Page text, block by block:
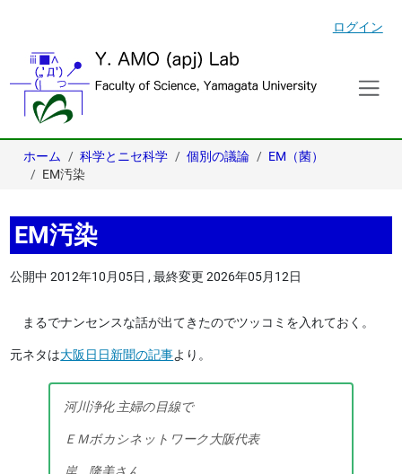
ログイン
ホーム 科学とニセ科学 個別の議論
EM（菌）
EM汚染
EM汚染
公開中 2012年10月05日 ,最終変更 2026年05月12日
まるでナンセンスな話が出てきたのでツッコミを入れておく。
元ネタは大阪日日新聞の記事より。
河川浄化 主婦の目線で
ＥＭボカシネットワーク大阪代表